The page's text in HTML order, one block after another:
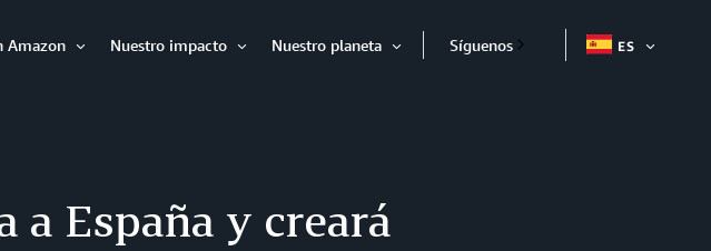
Amazon
Nuestro impacto
Nuestro planeta
Expandir
Síguenos ES
a España y creará